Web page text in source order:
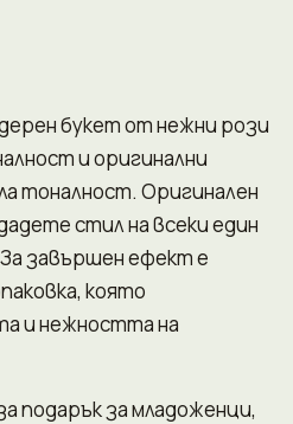
букет от нежни рози
и оригинални
тоналност. Оригинален
стил на всеки един
завършен ефект е
която
и нежността на
подарък за младоженци,